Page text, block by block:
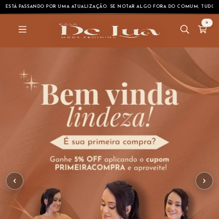
SE NOTAR ALGO FORA DO COMUM, TUDO SERÁ NORMALIZADO EM BREVE.
0